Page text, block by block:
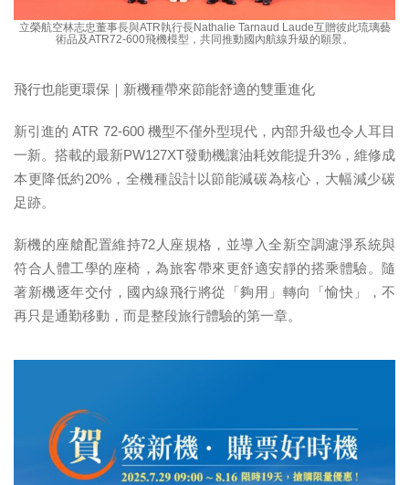
立榮航空林志忠董事長與ATR執行長Nathalie Tarnaud Laude互贈彼此琉璃藝
術品及ATR72-600飛機模型，共同推動國內航線升級的願景。
飛行也能更環保｜新機種帶來節能舒適的雙重進化
新引進的 ATR 72-600 機型不僅外型現代，內部升級也令人耳目
一新。搭載的最新PW127XT發動機讓油耗效能提升3%，維修成
本更降低約20%，全機種設計以節能減碳為核心，大幅減少碳
足跡。
新機的座艙配置維持72人座規格，並導入全新空調濾淨系統與
符合人體工學的座椅，為旅客帶來更舒適安靜的搭乘體驗。隨
著新機逐年交付，國內線飛行將從「夠用」轉向「愉快」，不
再只是通勤移動，而是整段旅行體驗的第一章。